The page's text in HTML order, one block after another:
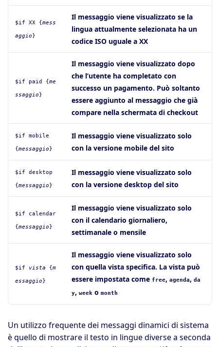
$if XX {mess
aggio}
Il messaggio viene visualizzato se la
lingua attualmente selezionata ha un
codice ISO uguale a XX
$if paid {me
ssaggio}
Il messaggio viene visualizzato dopo
che l’utente ha completato con
successo un pagamento. Può soltanto
essere aggiunto al messaggio che già
compare nella schermata di checkout
$if mobile
{messaggio}
Il messaggio viene visualizzato solo
con la versione mobile del sito
$if desktop
{messaggio}
Il messaggio viene visualizzato solo
con la versione desktop del sito
$if calendar
{messaggio}
Il messaggio viene visualizzato solo
con il calendario giornaliero,
settimanale o mensile
$if vista {m
essaggio}
Il messaggio viene visualizzato solo
con quella vista specifica. La vista può
essere impostata come free, agenda, da
y, week o month
Un utilizzo frequente dei messaggi dinamici di sistema
è quello di mostrare il testo in lingue diverse a seconda